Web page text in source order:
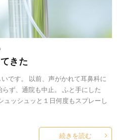
きた
です。 以前、声がかれて耳鼻科に
ず、通院も中止。 ふと手にした
ュッシュッと１日何度もスプレーし
続きを読む